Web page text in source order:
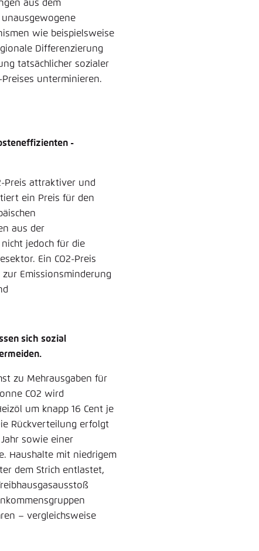
aus dem
wie beispielsweise
Differenzierung
tatsächlicher sozialer
-Preises unterminieren.
Preis attraktiver und
ein Preis für den
aus der
jedoch für die
Ein CO2-Preis
Emissionsminderung
sich sozial
zu Mehrausgaben für
CO2 wird
um knapp 16 Cent je
Rückverteilung erfolgt
sowie einer
Haushalte mit niedrigem
dem Strich entlastet,
– vergleichsweise